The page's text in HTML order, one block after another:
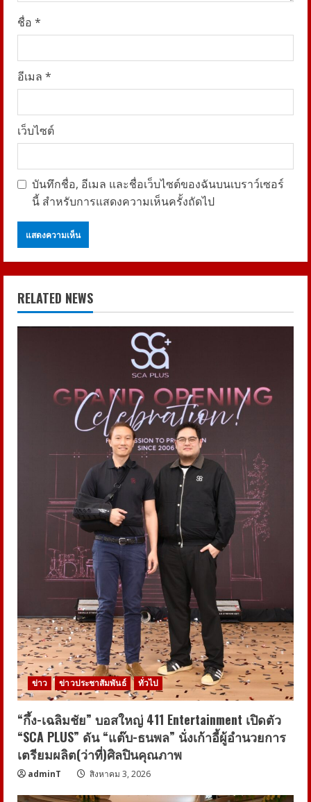
ชื่อ *
อีเมล *
เว็บไซต์
บันทึกชื่อ, อีเมล และชื่อเว็บไซต์ของฉันบนเบราว์เซอร์
นี้ สำหรับการแสดงความเห็นครั้งถัดไป
RELATED NEWS
ข่าว ข่าวประชาสัมพันธ์ ทั่วไป
“กึ้ง-เฉลิมชัย” บอสใหญ่ 411 Entertainment เปิดตัว
“SCA PLUS” ดัน “แต๊บ-ธนพล” นั่งเก้าอี้ผู้อำนวยการ
เตรียมผลิต(ว่าที่)ศิลปินคุณภาพ
adminT สิงหาคม 3, 2026